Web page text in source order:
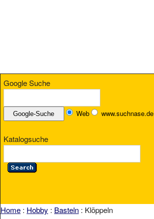
Google Suche
Web www.suchnase.de
Katalogsuche
Home : Hobby : Basteln : Klöppeln